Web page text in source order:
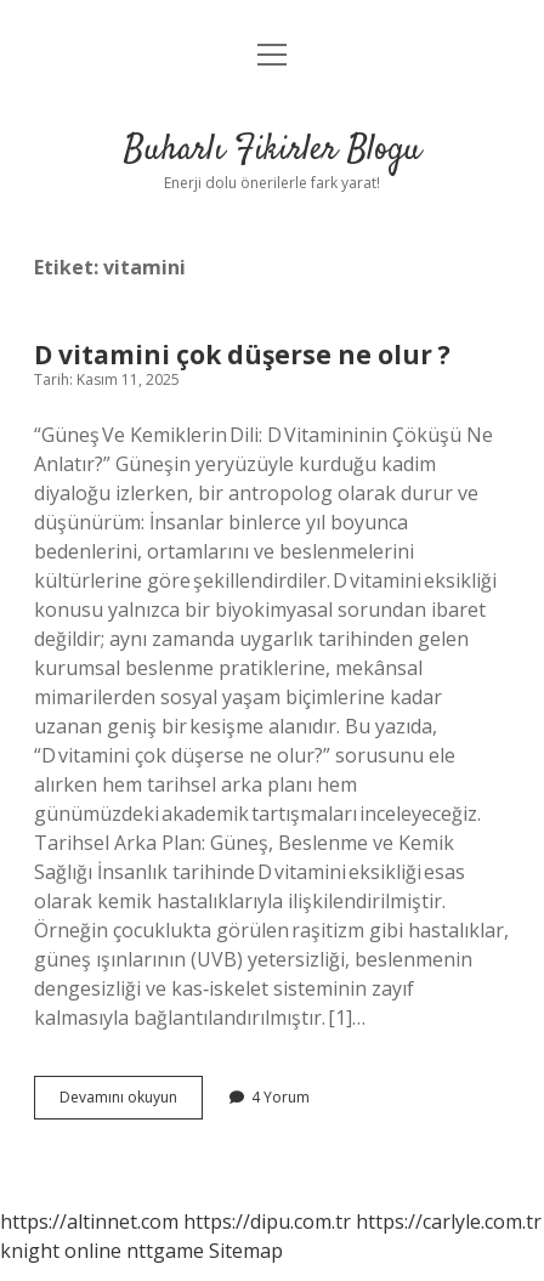
Anasayfa
Yasal Uyarı
menüyü
Buharlı Fikirler Blogu
Enerji dolu önerilerle fark yarat!
Etiket:vitamini
D vitamini çok düşerse ne olur ?
Tarih: Kasım 11, 2025
“Güneş Ve Kemiklerin Dili: D Vitamininin Çöküşü Ne
Anlatır?” Güneşin yeryüzüyle kurduğu kadim
diyaloğu izlerken, bir antropolog olarak durur ve
düşünürüm: İnsanlar binlerce yıl boyunca
bedenlerini, ortamlarını ve beslenmelerini
kültürlerine göre şekillendirdiler. D vitamini eksikliği
konusu yalnızca bir biyokimyasal sorundan ibaret
değildir; aynı zamanda uygarlık tarihinden gelen
kurumsal beslenme pratiklerine, mekânsal
mimarilerden sosyal yaşam biçimlerine kadar
uzanan geniş bir kesişme alanıdır. Bu yazıda,
“D vitamini çok düşerse ne olur?” sorusunu ele
alırken hem tarihsel arka planı hem
günümüzdeki akademik tartışmaları inceleyeceğiz.
Tarihsel Arka Plan: Güneş, Beslenme ve Kemik
Sağlığı İnsanlık tarihinde D vitamini eksikliği esas
olarak kemik hastalıklarıyla ilişkilendirilmiştir.
Örneğin çocuklukta görülen raşitizm gibi hastalıklar,
güneş ışınlarının (UVB) yetersizliği, beslenmenin
dengesizliği ve kas‑iskelet sisteminin zayıf
kalmasıyla bağlantılandırılmıştır. [1]…
Devamını okuyun
vitamini
?
4 Yorum
https://altinnet.com https://dipu.com.tr https://carlyle.com.tr
knight online nttgame Sitemap